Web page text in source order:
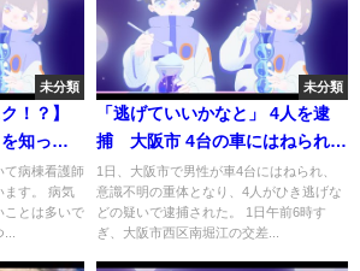
未分類
！？】
知って
患者さ
が思う
て病棟看護師
ます。 病気
ことは多いで
未分類
「逃げていいかなと」 4人を逮
捕 大阪市 4台の車にはねられ男
性重体
1日、大阪市で男性が車4台にはねられ、
意識不明の重体となり、4人がひき逃げな
どの疑いで逮捕された。 1日午前6時す
ぎ、大阪市西区南堀江の交差...